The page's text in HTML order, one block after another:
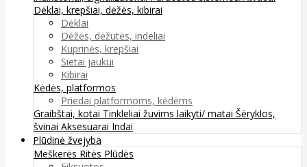
Dėklai, krepšiai, dėžės, kibirai
Dėklai
Dėžės, dėžutės, indeliai
Kuprinės, krepšiai
Sietai jaukui
Kibirai
Kėdės, platformos
Priedai platformoms, kėdėms
Graibštai, kotai Tinkleliai žuvims laikyti/ matai Šėryklos,
švinai Aksesuarai Indai
Plūdinė žvejyba
Meškerės Ritės Plūdės